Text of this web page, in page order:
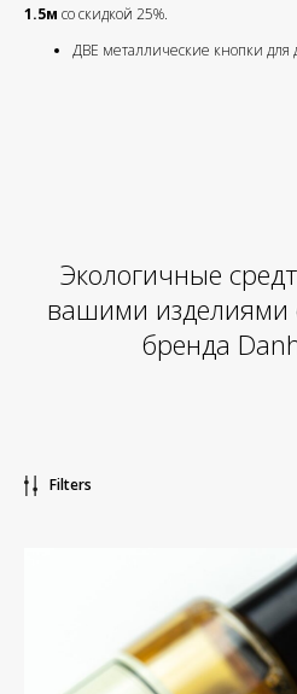
1.5м со скидкой 25%.
ДВЕ металлические кнопки
Экологичные
вашими изделиями
бренда
Filters